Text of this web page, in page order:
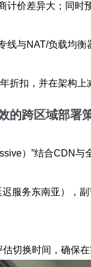
价差异大；同时
与NAT/负载均
扣，并在架构上
的跨区域部署
）”结合CDN
迟服务东南亚），
切换时间，确保